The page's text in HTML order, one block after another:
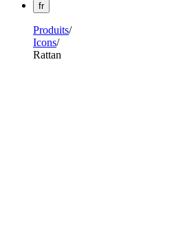
fr
Produits
Icons
Rattan